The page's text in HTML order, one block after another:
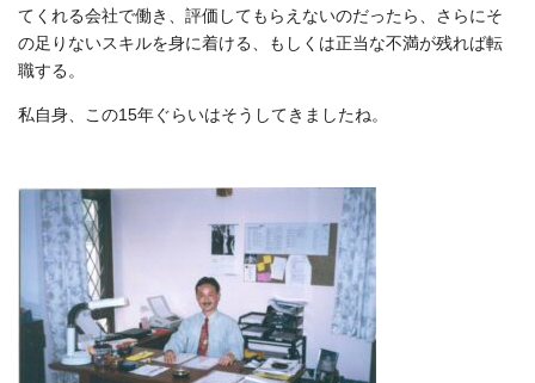
てくれる会社で働き、評価してもらえないのだったら、さらにそ
の足りないスキルを身に着ける、もしくは正当な不満が残れば転
職する。
私自身、この15年ぐらいはそうしてきましたね。